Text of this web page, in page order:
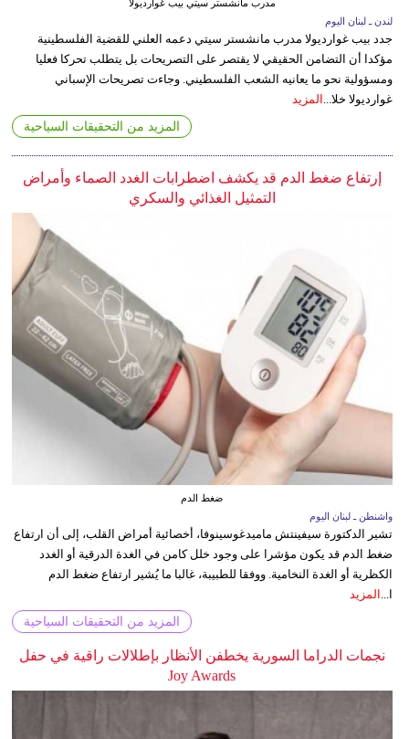
مدرب مانشستر سيتي بيب غوارديولا
لندن ـ لبنان اليوم
جدد بيب غوارديولا مدرب مانشستر سيتي دعمه العلني للقضية الفلسطينية
مؤكدا أن التضامن الحقيقي لا يقتصر على التصريحات بل يتطلب تحركا فعليا
ومسؤولية نحو ما يعانيه الشعب الفلسطيني. وجاءت تصريحات الإسباني
غوارديولا خلا... المزيد
المزيد من التحقيقات السياحية
إرتفاع ضغط الدم قد يكشف اضطرابات الغدد الصماء وأمراض
التمثيل الغذائي والسكري
ضغط الدم
واشنطن ـ لبنان اليوم
تشير الدكتورة سيفينتش ماميدغوسينوفا، أخصائية أمراض القلب، إلى أن ارتفاع
ضغط الدم قد يكون مؤشرا على وجود خلل كامن في الغدة الدرقية أو الغدد
الكظرية أو الغدة النخامية. ووفقا للطبيبة، غالبا ما يُشير ارتفاع ضغط الدم
ا...
المزيد
المزيد من التحقيقات السياحية
نجمات الدراما السورية يخطفن الأنظار بإطلالات راقية في حفل
Joy Awards